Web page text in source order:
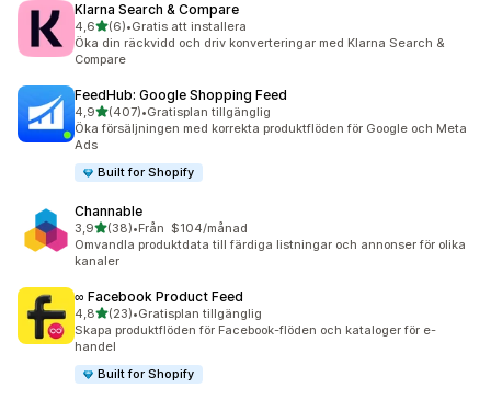
Klarna Search & Compare
4,6av 5 stjärnor
(6)
6 recensioner totalt
•Gratis att installera
Öka din räckvidd och driv konverteringar med Klarna Search &
Compare
FeedHub: Google Shopping Feed
4,9av 5 stjärnor
(407)
407 recensioner totalt
•Gratisplan tillgänglig
Öka försäljningen med korrekta produktflöden för Google och Meta
Ads
Built for Shopify
Channable
3,9av 5 stjärnor
(38)
38 recensioner totalt
•Från $104/månad
Omvandla produktdata till färdiga listningar och annonser för olika
kanaler
∞ Facebook Product Feed
4,8av 5 stjärnor
(23)
23 recensioner totalt
•Gratisplan tillgänglig
Skapa produktflöden för Facebook-flöden och kataloger för e-
handel
Built for Shopify